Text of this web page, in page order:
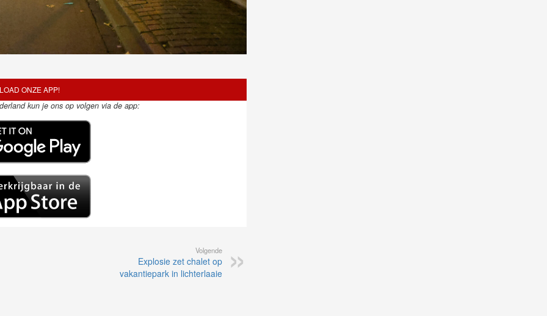
ONZE APP!
kun je ons op volgen via de app:
Volgende
Explosie zet chalet op
vakantiepark in lichterlaaie